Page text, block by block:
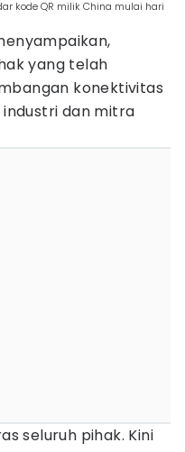
kode QR milik China mulai hari
yang telah
konektivitas
dan mitra
seluruh pihak. Kini